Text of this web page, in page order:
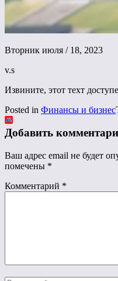
Вторник июля / 18, 2023
v.s
Извините, этот техт
Posted in Финансы и бизнес
Добавить
Ваш адрес email не будет
помечены *
Комментарий *